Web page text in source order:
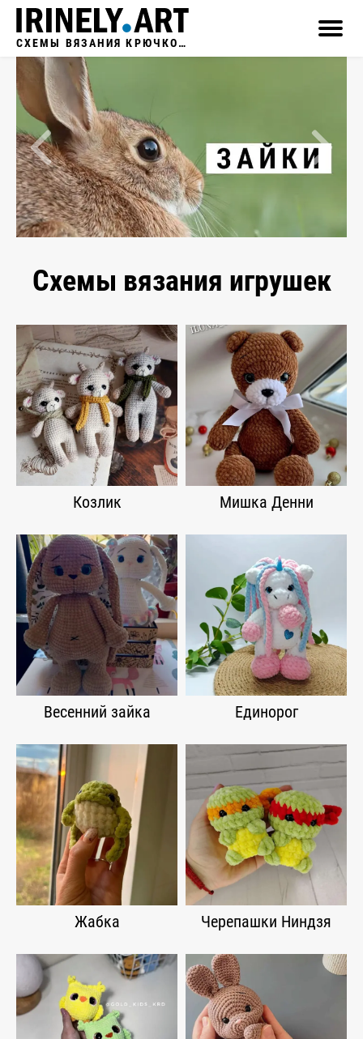
СХЕМЫ ВЯЗАНИЯ КРЮЧКОМ
Схемы вязания игрушек
Козлик Мишка Денни
Весенний зайка Единорог
Жабка Черепашки Ниндзя